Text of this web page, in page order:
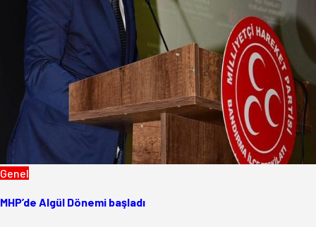
Genel
MHP’de Algül Dönemi başladı